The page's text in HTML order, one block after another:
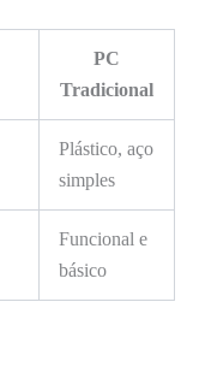
PC
Tradicional
Plástico, aço
simples
Funcional e
básico